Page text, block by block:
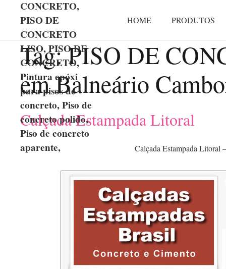
CONCRETO,
PISO DE
CONCRETO
LISO, PISO DE
CONCRETO,
Pintura epóxi
para pisos de
concreto, Piso de
concreto polido,
Piso de concreto
aparente,
HOME PRODUTOS
Tag:PISO DE
em Balneário
Calçada Estampada Litoral
Calçada Estampada Litoral